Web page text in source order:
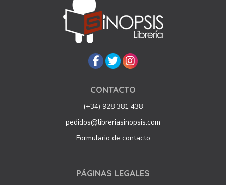
CONTACTO
(+34) 928 381 438
pedidos@libreriasinopsis.com
Formulario de contacto
PÁGINAS LEGALES